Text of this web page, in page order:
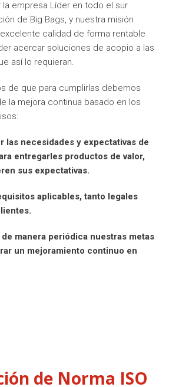
la empresa Líder en todo el sur
de Big Bags, y nuestra misión
calidad de forma rentable
acercar soluciones de acopio a las
así lo requieran.
de que para cumplirlas debemos
la mejora continua basado en los
las necesidades y expectativas de
entregarles productos de valor,
sus expectativas.
aplicables, tanto legales
manera periódica nuestras metas
un mejoramiento continuo en
de Norma ISO